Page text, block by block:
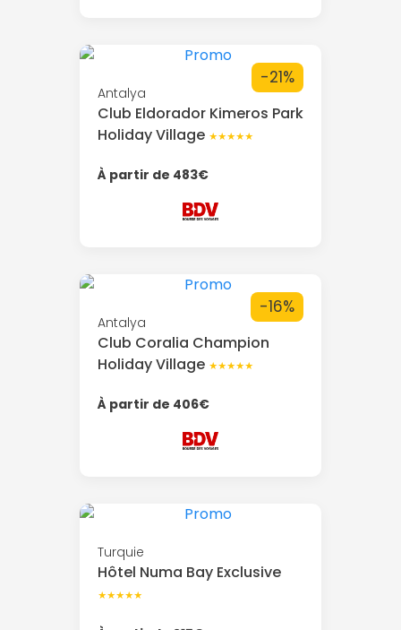
Antalya
Club Eldorador Kimeros Park
Holiday Village ★★★★★
À partir de 483€
-21%
Antalya
Club Coralia Champion
Holiday Village ★★★★★
À partir de 406€
-16%
Turquie
Hôtel Numa Bay Exclusive
★★★★★